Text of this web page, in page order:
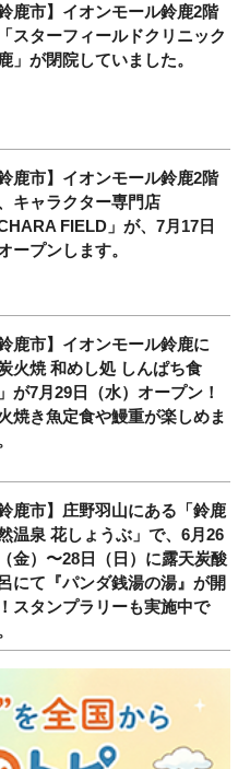
鈴鹿市】イオンモール鈴鹿2階
スターフィールドクリニック
」が閉院していました。
鈴鹿市】イオンモール鈴鹿2階
キャラクター専門店
CHARA FIELD」が、7月17日
ープンします。
鈴鹿市】イオンモール鈴鹿に
炭火焼 和めし処 しんぱち食
が7月29日（水）オープン！
焼き魚定食や鰻重が楽しめま
鈴鹿市】庄野羽山にある「鈴鹿
温泉 花しょうぶ」で、6月26
金）〜28日（日）に露天炭酸
にて『パンダ銭湯の湯』が開
スタンプラリーも実施中で